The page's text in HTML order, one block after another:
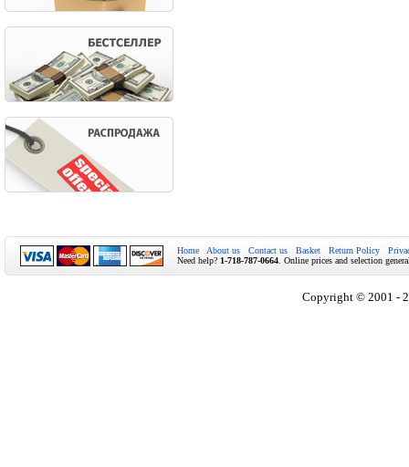
Home About us Contact us Basket Return Policy
Need help? 1-718-787-0664 . Online prices and selection
Copyright © 2001 -